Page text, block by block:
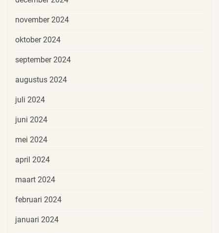
november 2024
oktober 2024
september 2024
augustus 2024
juli 2024
juni 2024
mei 2024
april 2024
maart 2024
februari 2024
januari 2024